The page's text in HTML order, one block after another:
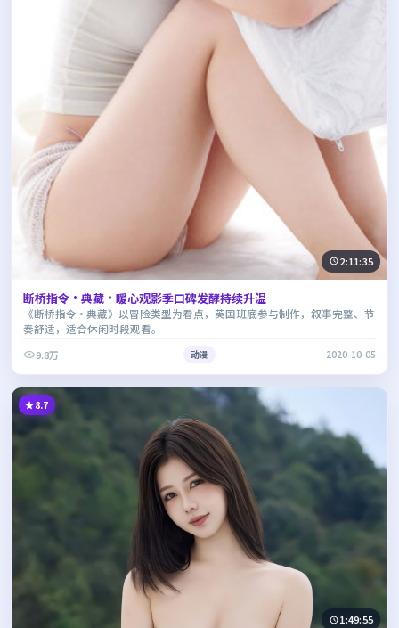
2:11:35
断桥指令·典藏·暖心观影季口碑发酵持续升温
《断桥指令·典藏》以冒险类型为看点，英国班底参与制作，叙事完整、节
奏舒适，适合休闲时段观看。
9.8万
动漫 2020-10-05
8.7
1:49:55